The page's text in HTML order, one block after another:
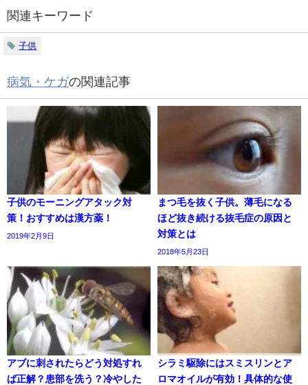
関連キーワード
子供
病気・ケガの関連記事
子供のモーニングアタック対
策！おすすめは漢方薬！
2019年2月9日
まつ毛を抜く子供。薄毛になる
ほど抜き続ける抜毛症の原因と
対策とは
2018年5月23日
アブに刺されたらどう対処すれ
ば正解？患部を洗う？冷やした
シラミ駆除にはスミスリンとア
ロマオイルが有効！具体的な使